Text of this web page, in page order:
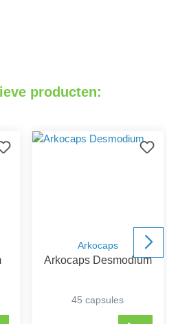
producten:
Arkocaps
Arkocaps Desmodium
45 capsules